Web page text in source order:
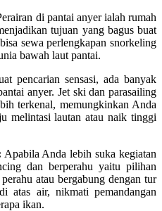
di pantai anyer ialah rumah
tujuan yang bagus buat
sewa perlengkapan snorkeling
bawah laut pantai.
pencarian sensasi, ada banyak
anyer. Jet ski dan parasailing
terkenal, memungkinkan Anda
melintasi lautan atau naik tinggi
Apabila Anda lebih suka kegiatan
dan berperahu yaitu pilihan
atau bergabung dengan tur
atas air, nikmati pemandangan
ikan.